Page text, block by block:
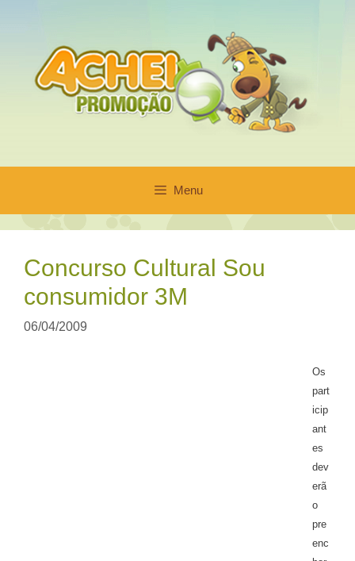
conteúdo
Menu
Concurso Cultural Sou
consumidor 3M
06/04/2009
Os
part
icip
ant
es
dev
erã
o
pre
enc